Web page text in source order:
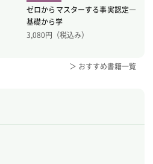
ゼロからマスターする事実認定―
基礎から学
3,080円（税込み）
＞ おすすめ書籍一覧